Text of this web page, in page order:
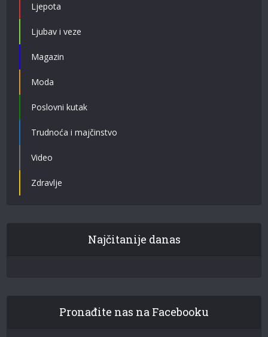
Ljepota
Ljubav i veze
Magazin
Moda
Poslovni kutak
Trudnoća i majčinstvo
Video
Zdravlje
Najčitanije danas
Pronađite nas na Facebooku